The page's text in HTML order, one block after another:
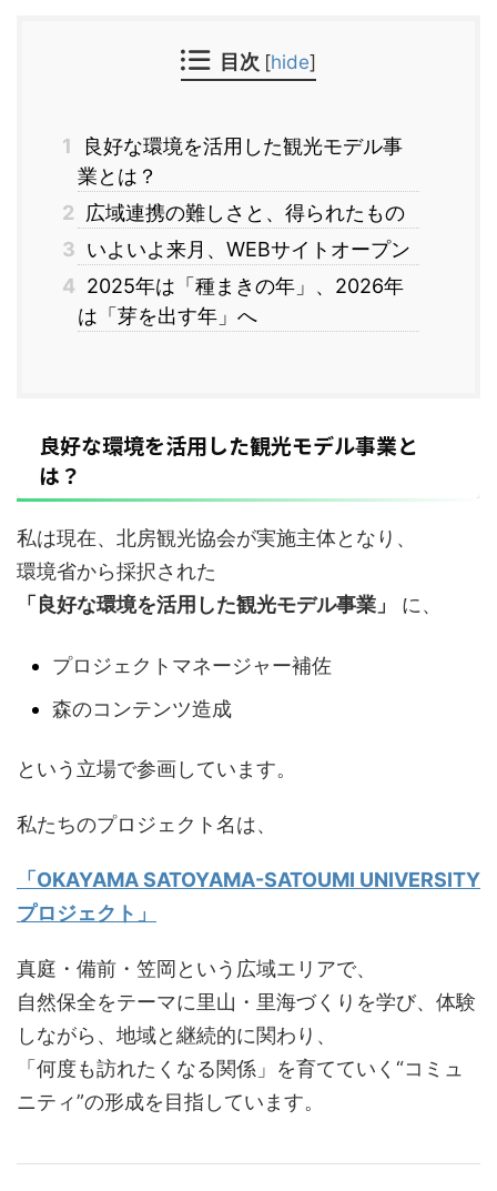
目次 [hide]
1
良好な環境を活用した観光モデル事
業とは？
2
広域連携の難しさと、得られたもの
3 いよいよ来月、WEBサイトオープン
4 2025年は「種まきの年」、2026年
は「芽を出す年」へ
良好な環境を活用した観光モデル事業と
は？
私は現在、北房観光協会が実施主体となり、
環境省から採択された
「良好な環境を活用した観光モデル事業」
に、
プロジェクトマネージャー補佐
森のコンテンツ造成
という立場で参画しています。
私たちのプロジェクト名は、
「OKAYAMA SATOYAMA-SATOUMI UNIVERSITY
プロジェクト」
真庭・備前・笠岡という広域エリアで、
自然保全をテーマに里山・里海づくりを学び、体験
しながら、地域と継続的に関わり、
「何度も訪れたくなる関係」を育てていく“コミュ
ニティ”の形成を目指しています。